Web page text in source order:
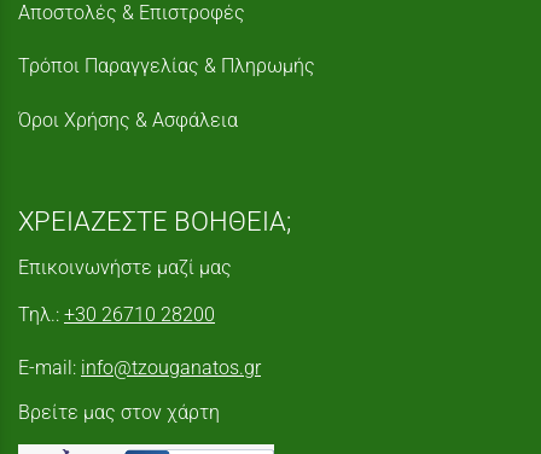
Αποστολές & Επιστροφές
Τρόποι Παραγγελίας & Πληρωμής
Όροι Χρήσης & Ασφάλεια
ΧΡΕΙΑΖΕΣΤΕ ΒΟΗΘΕΙΑ;
Επικοινωνήστε μαζί μας
Τηλ.: +30 26710 28200
E-mail: info@tzouganatos.gr
Βρείτε μας στον χάρτη